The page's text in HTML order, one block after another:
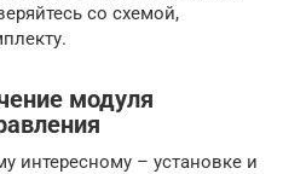
со схемой,
модуля
интересному – установке и